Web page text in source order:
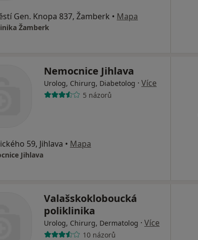
Gen. Knopa 837, Žamberk • Mapa
Žamberk
Nemocnice Jihlava
Urolog, Chirurg, Diabetolog · Více
5 názorů
59, Jihlava • Mapa
Jihlava
Valašskokloboucká
poliklinika
Urolog, Chirurg, Dermatolog · Více
10 názorů